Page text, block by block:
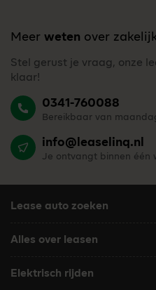
Meer weten over
Stel gerust je vraag, onze
klaar!
0341-760088
Bereikbaar van
info@leaselinq.nl
Je ontvangt binnen één
Lease auto zoeken
Alles over leasen
Elektrisch rijden